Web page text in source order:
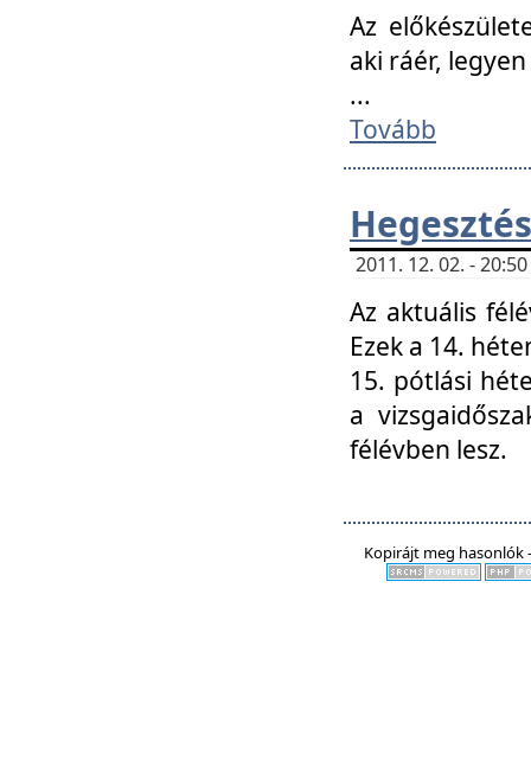
Az
aki ráér,
...
Tovább
2011. 12. 02. -
Az aktuális
Ezek a 14.
15. pótlási
a
félévben lesz.
Kopirájt meg hasonlók